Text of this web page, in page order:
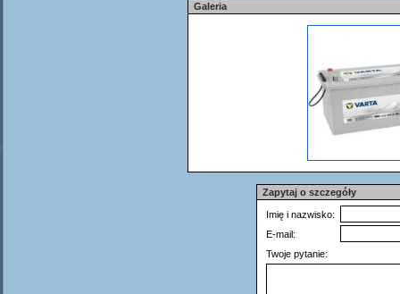
Galeria
Zapytaj o szczegóły
Imię i nazwisko:
E-mail:
Twoje pytanie: